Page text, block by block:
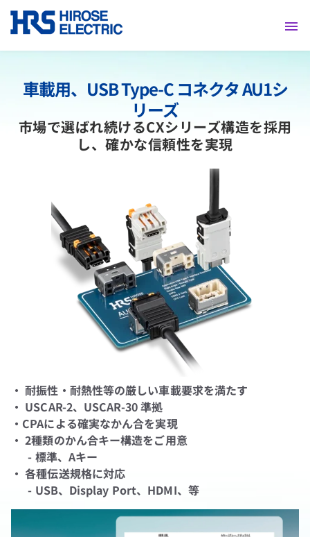
採用情報
車載用、USB Type-C コネクタAU1シ
リーズ
市場で選ばれ続けるCXシリーズ構造を採用
し、確かな信頼性を実現
・ 耐振性・耐熱性等の厳しい車載要求を満たす
・ USCAR-2、USCAR-30 準拠
・CPAによる確実なかん合を実現
・ 2種類のかん合キー構造をご用意
- 標準、Aキー
・ 各種伝送規格に対応
- USB、Display Port、HDMI、等